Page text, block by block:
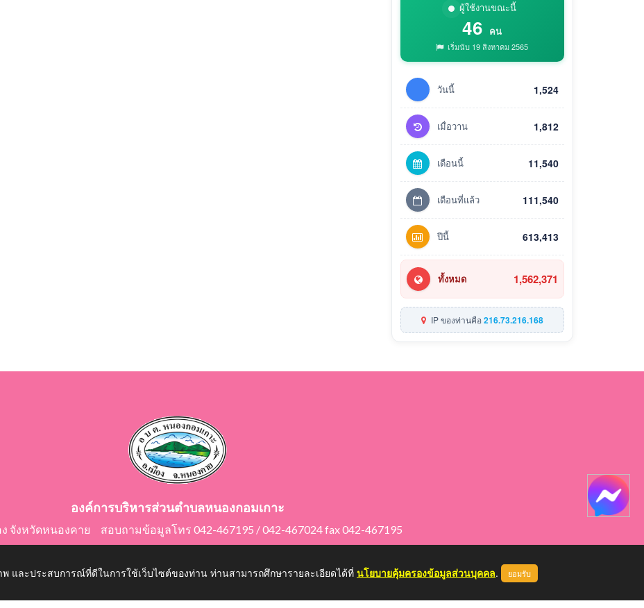
ผู้ใช้งานขณะนี้
46 คน
เริ่มนับ 19 สิงหาคม 2565
วันนี้ 1,524
เมื่อวาน 1,812
เดือนนี้ 11,540
เดือนที่แล้ว 111,540
ปีนี้ 613,413
ทั้งหมด 1,562,371
IP ของท่านคือ216.73.216.168
องค์การบริหารส่วนตำบลหนองกอมเกาะ
ง จังหวัดหนองคาย สอบถามข้อมูลโทร 042-467195 / 042-467024 fax 042-467195
และประสบการณ์ที่ดีในการใช้เว็บไซต์ของท่าน ท่านสามารถศึกษารายละเอียดได้ที่ นโยบายคุ้มครองข้อมูลส่วนบุคคล. ยอมรับ